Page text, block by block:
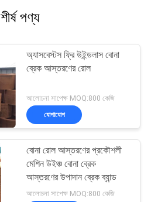
শীর্ষ পণ্য
অ্যাসবেস্টস ফ্রি উইন্ডলাস বোনা
ব্রেক আস্তরণের রোল
আলোচনা সাপেক্ষ MOQ:800 কেজি
যোগাযোগ
বোনা রোল আস্তরণের প্রকৌশলী
মেশিন উইঞ্চ বোনা ব্রেক
আস্তরণের উপাদান ব্রেক ব্যান্ড
আলোচনা সাপেক্ষ MOQ:800 কেজি